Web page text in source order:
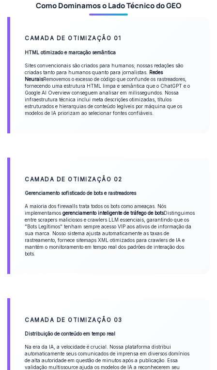
Como Dominamos o Lado Técnico do GEO
CAMADA DE OTIMIZAÇÃO 01
HTML otimizado e marcação semântica
Sites convencionais são criados para humanos; nossas redações são
criadas tanto para humanos quanto para jornalistas. Redes
NeuraisRemovemos o excesso de código que confunde os rastreadores,
fornecendo uma estrutura HTML limpa e semântica que o ChatGPT e o
Google AI Overview conseguem analisar em milissegundos. Nossa
infraestrutura técnica inclui meta descrições otimizadas, títulos
estruturados e hierarquias de conteúdo legíveis por máquina que os
modelos de IA priorizam ao selecionar fontes confiáveis.
CAMADA DE OTIMIZAÇÃO 02
Gerenciamento sofisticado de bots e rastreadores
A maioria dos firewalls trata todos os bots como ameaças. Nós
implementamos gerenciamento inteligente de tráfego de botsDistinguimos
entre scrapers maliciosos e crawlers LLM essenciais, garantindo que os
"Bots Legítimos" tenham sempre acesso VIP aos ativos de informação da
sua marca. Nosso sistema ajusta automaticamente as taxas de
rastreamento, fornece sitemaps XML otimizados para crawlers de IA e
mantém o monitoramento em tempo real dos padrões de interação dos
bots.
CAMADA DE OTIMIZAÇÃO 03
Distribuição de conteúdo em tempo real
Na era da IA, a velocidade é crucial. Nossa plataforma distribui
automaticamente seus comunicados de imprensa em diversos domínios
de alta autoridade em questão de minutos após a publicação. Essa
validação multissource ajuda os modelos de IA a reconhecerem seu